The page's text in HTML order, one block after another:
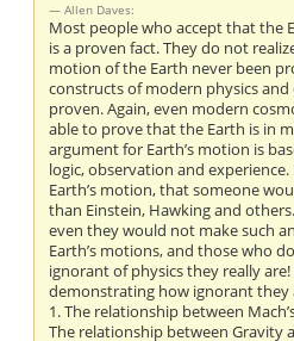
Allen Daves:
Most people who accept that the
is a proven fact. They do not
motion of the Earth never been
constructs of modern physics
proven. Again, even modern
able to prove that the Earth is in
argument for Earth’s motion is
logic, observation and
Earth’s motion, that someone
than Einstein, Hawking and
even they would not make such
Earth’s motions, and those who
ignorant of physics they really are!
demonstrating how ignorant they
1. The relationship between
The relationship between Gravity